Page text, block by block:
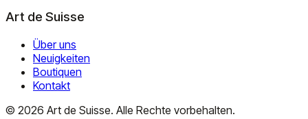
Art de Suisse
Über uns
Neuigkeiten
Boutiquen
Kontakt
© 2026 Art de Suisse. Alle Rechte vorbehalten.